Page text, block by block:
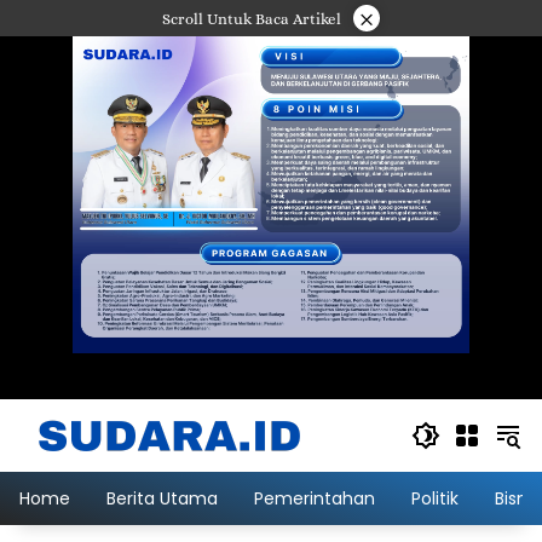
ke
Scroll Untuk Baca Artikel ×
Home Berita Utama Pemerintahan Politik